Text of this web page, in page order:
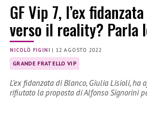
GF Vip 7, l’ex
verso il reality? Parla
NICOLÒ FIGINI | 12 AGOSTO 2022
GRANDE FRATELLO VIP
L’ex fidanzata di Blanco, Giulia Lisioli, ha
rifiutato la proposta di Alfonso Signorini